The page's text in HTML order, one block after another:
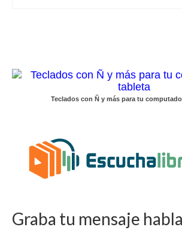
Teclados con Ñ y más para tu
Graba tu mensaje